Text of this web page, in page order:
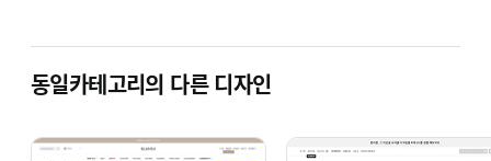
월-금 pm1:00-pm7:00 / 토, 일, 공휴일 휴무
동일카테고리의 다른 디자인